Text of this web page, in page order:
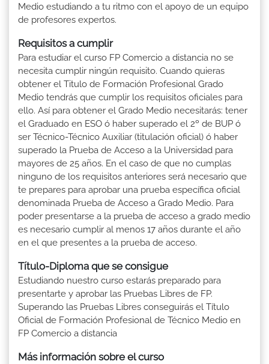
Medio estudiando a tu ritmo con el apoyo de un equipo
de profesores expertos.
Requisitos a cumplir
Para estudiar el curso FP Comercio a distancia no se
necesita cumplir ningún requisito. Cuando quieras
obtener el Titulo de Formación Profesional Grado
Medio tendrás que cumplir los requisitos oficiales para
ello. Así para obtener el Grado Medio necesitarás: tener
el Graduado en ESO ó haber superado el 2º de BUP ó
ser Técnico-Técnico Auxiliar (titulación oficial) ó haber
superado la Prueba de Acceso a la Universidad para
mayores de 25 años. En el caso de que no cumplas
ninguno de los requisitos anteriores será necesario que
te prepares para aprobar una prueba específica oficial
denominada Prueba de Acceso a Grado Medio. Para
poder presentarse a la prueba de acceso a grado medio
es necesario cumplir al menos 17 años durante el año
en el que presentes a la prueba de acceso.
Título-Diploma que se consigue
Estudiando nuestro curso estarás preparado para
presentarte y aprobar las Pruebas Libres de FP.
Superando las Pruebas Libres conseguirás el Título
Oficial de Formación Profesional de Técnico Medio en
FP Comercio a distancia
Más información sobre el curso